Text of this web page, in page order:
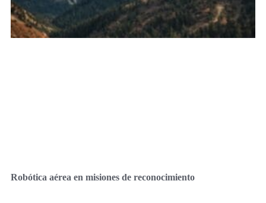
Robótica aérea en misiones de reconocimiento